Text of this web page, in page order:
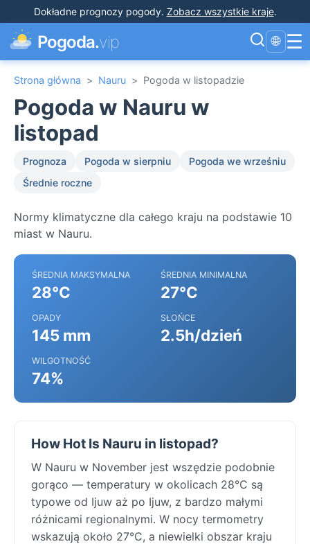
Dokładne prognozy pogody. Zobacz wszystkie kraje.
Pogoda.vip 🌐 ☰
Strona główna > Nauru > Pogoda w listopadzie
Pogoda w Nauru w
listopad
Prognoza Pogoda w sierpniu
Pogoda we wrześniu
Średnie roczne
Normy klimatyczne dla całego kraju na podstawie 10
miast w Nauru.
ŚREDNIA MAKSYMALNA
28°C
ŚREDNIA MINIMALNA
27°C
OPADY
145 mm
SŁOŃCE
2.5h/dzień
WILGOTNOŚĆ
74%
How Hot Is Nauru in listopad?
W Nauru w November jest wszędzie podobnie
gorąco — temperatury w okolicach 28°C są
typowe od Ijuw aż po Ijuw, z bardzo małymi
różnicami regionalnymi. W nocy termometry
wskazują około 27°C, a niewielki obszar kraju